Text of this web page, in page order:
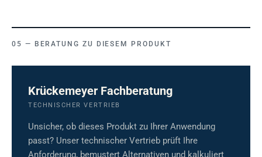
BERATUNG ZU DIESEM PRODUKT
Krückemeyer Fachberatung
TECHNISCHER VERTRIEB
Unsicher, ob dieses Produkt zu Ihrer Anwendung
passt? Unser technischer Vertrieb prüft Ihre
Anforderung, bemustert Alternativen und kalkuliert